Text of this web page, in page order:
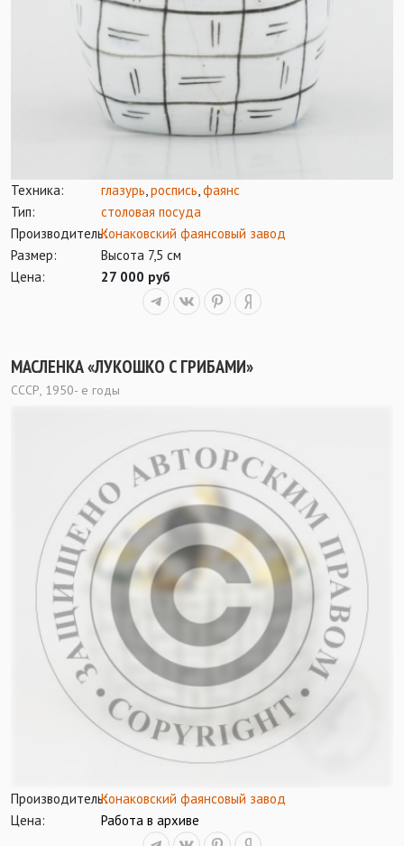
Техника: глазурь,роспись,фаянс
Тип:
столовая посуда
Производитель:Конаковский фаянсовый завод
Размер:
Высота 7,5 см
Цена:
27 000 руб
МАСЛЕНКА «ЛУКОШКО С ГРИБАМИ»
СССР, 1950- е годы
Производитель:Конаковский фаянсовый завод
Цена:
Работа в архиве